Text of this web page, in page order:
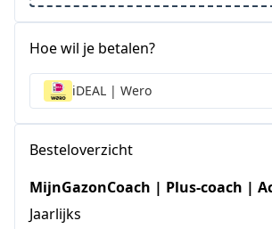
Hoe wil je betalen?
iDEAL | Wero
Besteloverzicht
MijnGazonCoach | Plus-coach |
Jaarlijks